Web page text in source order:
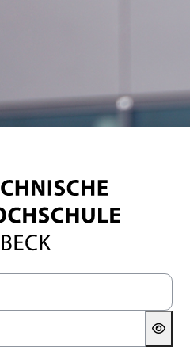
'Lernraum